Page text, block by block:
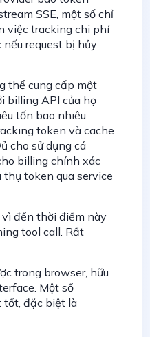
SSE, một số chỉ
việc tracking chi phí
request bị hủy
thể cung cấp một
billing API của họ
tốn bao nhiêu
token và cache
cho sử dụng cá
billing chính xác
thụ token qua service
đến thời điểm này
tool call. Rất
trong browser, hữu
Một số
tốt, đặc biệt là